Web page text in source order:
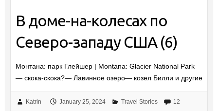
В доме-на-колесах по
Северо-западу США (6)
Монтана: парк Глейшер | Montana: Glacier National Park
— скока-скока?— Лавинное озеро— козел Билли и другие
Katrin January 25, 2024 Travel Stories
12